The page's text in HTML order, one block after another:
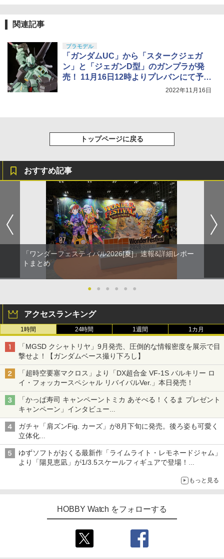
関連記事
プラモデル
「ガンダムUC」から「スタークジェガ
ン」と「ジェガンD型」のガンプラが発
売！ 11月16日12時よりプレバンにて予約
2022年11月16日
トップページに戻る
おすすめ記事
「ワンダーフェスティバル2026[夏]」速報&詳細レポー
トまとめ
● ● ● ● ● ●
アクセスランキング
1時間 24時間 1週間 1カ月
「MGSD クシャトリヤ」9月発売、圧倒的な情報密度を展示で目
撃せよ！【ガンダムベース撮り下ろし】
「超時空要塞マクロス」より「DX超合金 VF-1S バルキリー ロ
イ・フォッカースペシャル リバイバルVer.」本日発売！
「かっぱ寿司 キャンペーントミカ あそべる！くるま プレゼント
キャンペーン」インタビュー
子どもが楽しめるかっぱ寿司ならではの体験とコラボの楽しさを
追求
ガチャ「肩ズンFig. カーズ」が8月下旬に発売。後ろ姿も可愛く
立体化
ライトニング・マックィーンやメーターなど4種がラインナップ
ゆずソフトがおくる最新作「ライムライト・レモネードジャム」
より「陽見恵凪」が1/3.5スケールフィギュアで登場！
もっと見る
HOBBY Watch をフォローする